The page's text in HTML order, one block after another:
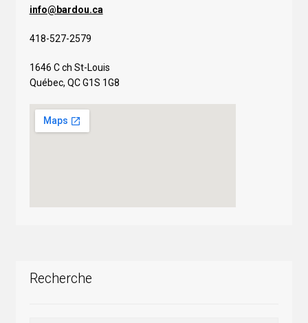
info@bardou.ca
418-527-2579
1646 C ch St-Louis
Québec, QC G1S 1G8
Recherche